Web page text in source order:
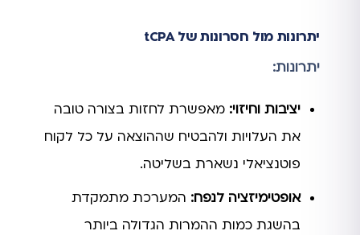
יתרונות מול חסרונות של tCPA
יתרונות:
יציבות וחיזוי: מאפשרת לחזות בצורה טובה
את העלויות ולהבטיח שההוצאה על כל לקוח
פוטנציאלי נשארת בשליטה.
אופטימיזציה לנפח: המערכת מתמקדת
בהשגת כמות ההמרות הגדולה ביותר